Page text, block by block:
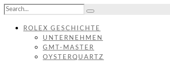
ROLEX GESCHICHTE
UNTERNEHMEN
GMT-MASTER
OYSTERQUARTZ